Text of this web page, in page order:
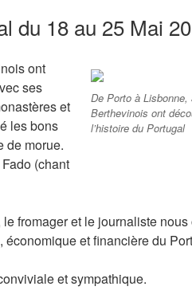
du 18 au 25 Mai
De Porto à Lisbonne,
Berthevinois ont
l’histoire du Portugal
ont
ses
et
les bons
de morue.
(chant
fromager et le journaliste nous
économique et financière du
et sympathique.